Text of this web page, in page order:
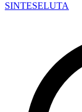
SINTESELUTA